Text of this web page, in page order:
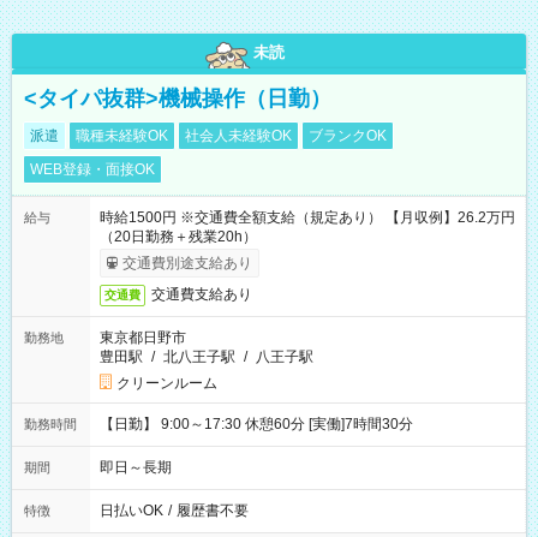
未読
<タイパ抜群>機械操作（日勤）
派遣 職種未経験OK 社会人未経験OK
ブランクOK
WEB登録・面接OK
給与
時給1500円 ※交通費全額支給（規定あり） 【月収例】26.2万円
（20日勤務＋残業20h）
交通費別途支給あり
交通費 交通費支給あり
勤務地
東京都日野市
豊田駅 / 北八王子駅 / 八王子駅
クリーンルーム
勤務時間 【日勤】 9:00～17:30 休憩60分 [実働]7時間30分
期間 即日～長期
特徴 日払いOK / 履歴書不要